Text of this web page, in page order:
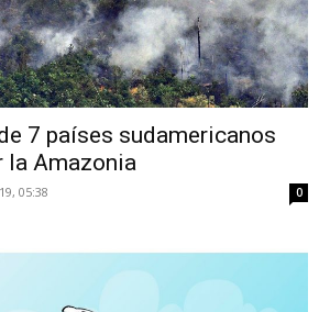
7 países sudamericanos
la Amazonia
05:38 0